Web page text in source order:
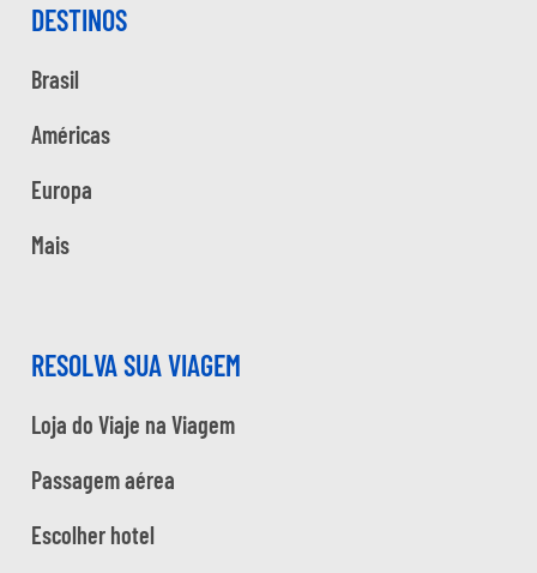
DESTINOS
Brasil
Américas
Europa
Mais
RESOLVA SUA VIAGEM
Loja do Viaje na Viagem
Passagem aérea
Escolher hotel